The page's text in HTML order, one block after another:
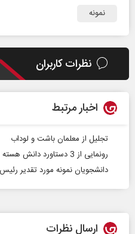
نمونه
نظرات کاربران
اخبار مرتبط
تجلیل از معلمان باشت و لوداب
رونمایی از 3 دستاورد دانش هسته ای
دانشجویان نمونه مورد تقدیر
ارسال نظرات